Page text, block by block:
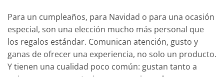
Para un cumpleaños, para Navidad o para una ocasión
especial, son una elección mucho más personal que
los regalos estándar. Comunican atención, gusto y
ganas de ofrecer una experiencia, no solo un producto.
Y tienen una cualidad poco común: gustan tanto a